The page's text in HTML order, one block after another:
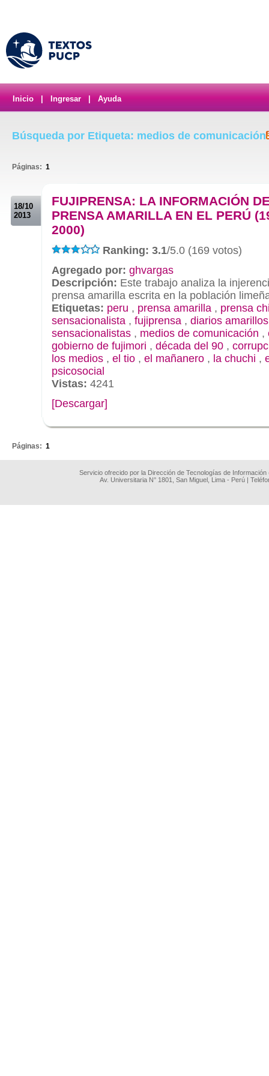
Inicio Ingresar Ayuda
Búsqueda por Etiqueta: medios de comunicación
Páginas: 1
18/10
2013
FUJIPRENSA: LA INFORMACIÓN
PRENSA AMARILLA EN EL PERÚ
2000)
Ranking: 3.1/5.0 (169 votos)
Agregado por: ghvargas
Descripción: Este trabajo analiza la
prensa amarilla escrita en la población
Etiquetas: peru , prensa amarilla , prensa
sensacionalista , fujiprensa , diarios amarillos
sensacionalistas , medios de comunicación ,
gobierno de fujimori , década del 90 ,
los medios , el tio , el mañanero , la chuchi ,
psicosocial
Vistas: 4241
[Descargar]
Páginas: 1
Servicio ofrecido por la Dirección de Tecnologías de
Av. Universitaria N° 1801, San Miguel, Lima - Perú |